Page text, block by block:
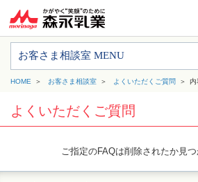
お客さま相談室 MENU
HOME お客さま相談室 よくいただくご質問 内
よくいただくご質問
ご指定のFAQは削除されたか見つ